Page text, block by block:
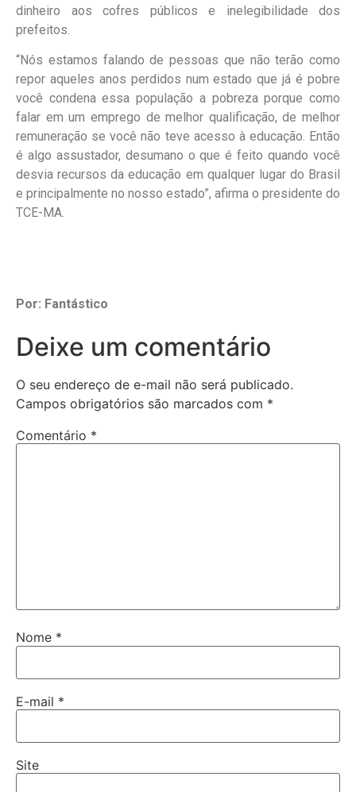
dinheiro aos cofres públicos e inelegibilidade dos
prefeitos.
“Nós estamos falando de pessoas que não terão como
repor aqueles anos perdidos num estado que já é pobre
você condena essa população a pobreza porque como
falar em um emprego de melhor qualificação, de melhor
remuneração se você não teve acesso à educação. Então
é algo assustador, desumano o que é feito quando você
desvia recursos da educação em qualquer lugar do Brasil
e principalmente no nosso estado”, afirma o presidente do
TCE-MA.
Por: Fantástico
Deixe um comentário
O seu endereço de e-mail não será publicado.
Campos obrigatórios são marcados com *
Comentário *
Nome *
E-mail *
Site